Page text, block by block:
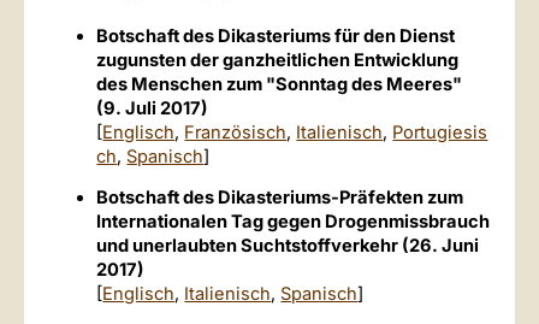
Botschaft des Dikasteriums für den Dienst
zugunsten der ganzheitlichen Entwicklung
des Menschen zum "Sonntag des Meeres"
(9. Juli 2017)
[Englisch, Französisch, Italienisch, Portugiesis
ch, Spanisch]
Botschaft des Dikasteriums-Präfekten zum
Internationalen Tag gegen Drogenmissbrauch
und unerlaubten Suchtstoffverkehr (26. Juni
2017)
[Englisch, Italienisch, Spanisch]